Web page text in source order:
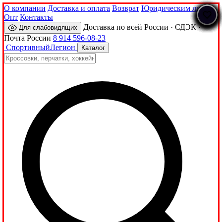
О компании Доставка и оплата Возврат Юридическим лицам
Опт Контакты
Для слабовидящих
Доставка по всей России · СДЭК ·
Почта России 8 914 596-08-23
СпортивныйЛегион Каталог